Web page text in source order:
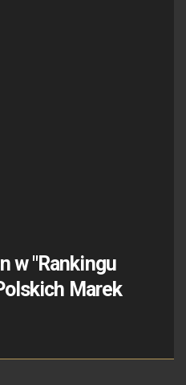
w "Rankingu
Marek